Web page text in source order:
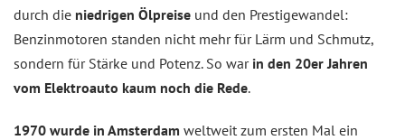
durch die niedrigen Ölpreise und den Prestigewandel:
Benzinmotoren standen nicht mehr für Lärm und Schmutz,
sondern für Stärke und Potenz. So war in den 20er Jahren
vom Elektroauto kaum noch die Rede.
1970 wurde in Amsterdam weltweit zum ersten Mal ein